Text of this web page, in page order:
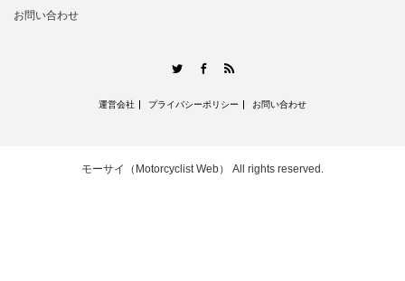
お問い合わせ
TwitterFacebook
運営会社 プライバシーポリシー お問い合わせ
モーサイ（Motorcyclist Web） All rights reserved.